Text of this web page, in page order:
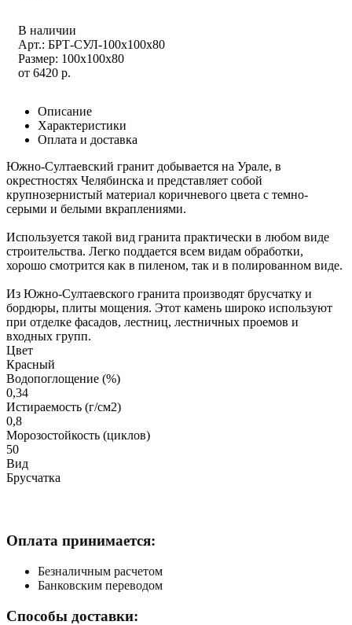
В наличии
Арт.: БРТ-СУЛ-100х100х80
Размер: 100х100х80
от 6420 р.
Описание
Характеристики
Оплата и доставка
Южно-Султаевский гранит добывается на Урале, в
окрестностях Челябинска и представляет собой
крупнозернистый материал коричневого цвета с темно-
серыми и белыми вкраплениями.
Используется такой вид гранита практически в любом виде
строительства. Легко поддается всем видам обработки,
хорошо смотрится как в пиленом, так и в полированном виде.
Из Южно-Султаевского гранита производят брусчатку и
бордюры, плиты мощения. Этот камень широко используют
при отделке фасадов, лестниц, лестничных проемов и
входных групп.
Цвет
Красный
Водопоглощение (%)
0,34
Истираемость (г/см2)
0,8
Морозостойкость (циклов)
50
Вид
Брусчатка
Оплата принимается:
Безналичным расчетом
Банковским переводом
Способы доставки: